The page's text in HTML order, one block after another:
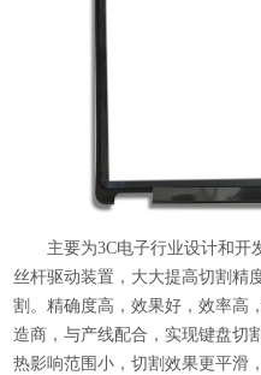
主要为3C电子行业设计和开
丝杆驱动装置，大大提高切割精
割。精确度高，效果好，效率高
造商，与产线配合，实现键盘切
热影响范围小，切割效果更平滑